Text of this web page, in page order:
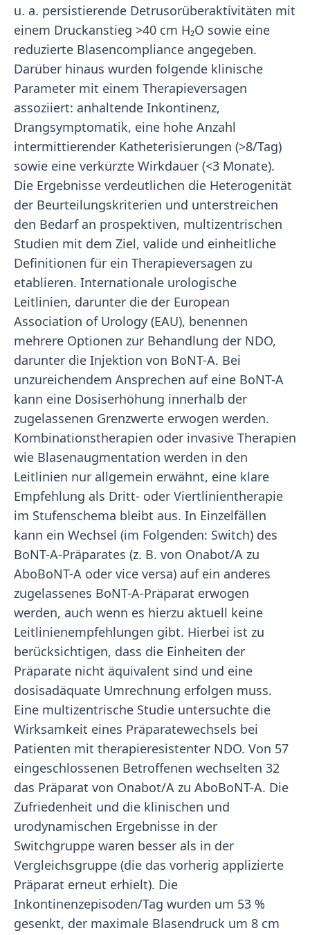
u. a. persistierende Detrusorüberaktivitäten mit
einem Druckanstieg >40 cm H₂O sowie eine
reduzierte Blasencompliance angegeben.
Darüber hinaus wurden folgende klinische
Parameter mit einem Therapieversagen
assoziiert: anhaltende Inkontinenz,
Drangsymptomatik, eine hohe Anzahl
intermittierender Katheterisierungen (>8/Tag)
sowie eine verkürzte Wirkdauer (<3 Monate).
Die Ergebnisse verdeutlichen die Heterogenität
der Beurteilungskriterien und unterstreichen
den Bedarf an prospektiven, multizentrischen
Studien mit dem Ziel, valide und einheitliche
Definitionen für ein Therapieversagen zu
etablieren. Internationale urologische
Leitlinien, darunter die der European
Association of Urology (EAU), benennen
mehrere Optionen zur Behandlung der NDO,
darunter die Injektion von BoNT-A. Bei
unzureichendem Ansprechen auf eine BoNT-A
kann eine Dosiserhöhung innerhalb der
zugelassenen Grenzwerte erwogen werden.
Kombinationstherapien oder invasive Therapien
wie Blasenaugmentation werden in den
Leitlinien nur allgemein erwähnt, eine klare
Empfehlung als Dritt- oder Viertlinientherapie
im Stufenschema bleibt aus. In Einzelfällen
kann ein Wechsel (im Folgenden: Switch) des
BoNT-A-Präparates (z. B. von Onabot/A zu
AboBoNT-A oder vice versa) auf ein anderes
zugelassenes BoNT-A-Präparat erwogen
werden, auch wenn es hierzu aktuell keine
Leitlinienempfehlungen gibt. Hierbei ist zu
berücksichtigen, dass die Einheiten der
Präparate nicht äquivalent sind und eine
dosisadäquate Umrechnung erfolgen muss.
Eine multizentrische Studie untersuchte die
Wirksamkeit eines Präparatewechsels bei
Patienten mit therapieresistenter NDO. Von 57
eingeschlossenen Betroffenen wechselten 32
das Präparat von Onabot/A zu AboBoNT-A. Die
Zufriedenheit und die klinischen und
urodynamischen Ergebnisse in der
Switchgruppe waren besser als in der
Vergleichsgruppe (die das vorherig applizierte
Präparat erneut erhielt). Die
Inkontinenzepisoden/Tag wurden um 53 %
gesenkt, der maximale Blasendruck um 8 cm